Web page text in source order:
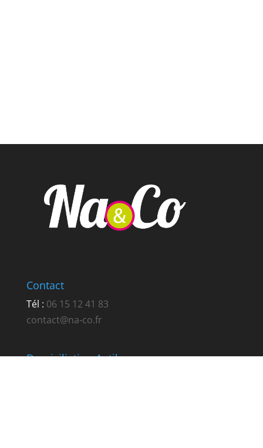
Contact
Tél : 06 15 12 41 83
contact@na-co.fr
Domiciliation Antibes